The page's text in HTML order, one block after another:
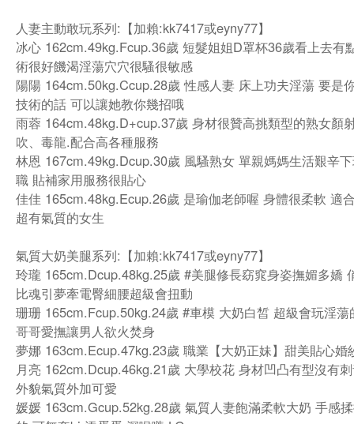
人妻主動敢玩系列:【加賴:kk7417或eyny77】
冰心 162cm.49kg.Fcup.36歲 短髮姐姐D罩杯36歲看上去有
術很好饑渴淫蕩穴穴很騷很敏感
陽陽 164cm.50kg.Ccup.28歲 性感人妻 床上功夫淫蕩 要是
技術的話 可以讓她教你幾招哦
雨蓉 164cm.48kg.D+cup.37歲 身材很贊高挑類型的熟女顏
吹、毒龍.配合高各種服務
林恩 167cm.49kg.Dcup.30歲 風騷熟女 單親媽媽生活艱辛
職 貼補家用服務很貼心
佳佳 165cm.48kg.Ecup.26歲 是瑜伽老師喔 身體很柔軟 適
超有氣質的女生
氣質大奶美腿系列:【加賴:kk7417或eyny77】
玲瓏 165cm.Dcup.48kg.25歲 #美腿修長窈窕身姿撫媚多嬌
比魂引夢牽電臀細腰超級會扭動
珊珊 165cm.Fcup.50kg.24歲 #車模 大奶白皙 超級會玩淫蕩
哥哥愛撫讓男人欲火焚身
夢娜 163cm.Ecup.47kg.23歲 職業【大奶正妹】甜美貼心婚
月亮 162cm.Dcup.46kg.21歲 大學校花 身材凹凸有型沒有
外貌氣質外加可愛
媛媛 163cm.Gcup.52kg.28歲 氣質人妻飽滿柔軟大奶 手感